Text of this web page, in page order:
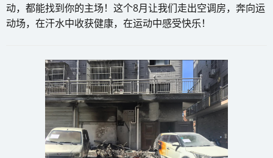
动，都能找到你的主场！这个8月让我们走出空调房，奔向运
动场，在汗水中收获健康，在运动中感受快乐！